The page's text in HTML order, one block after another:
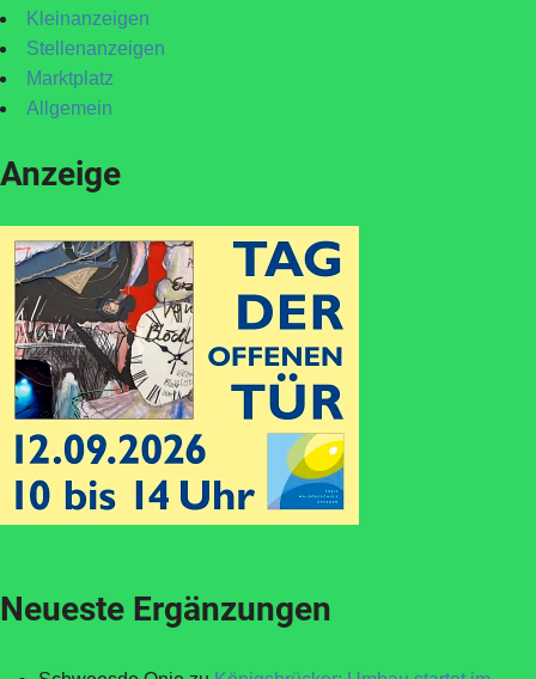
Kleinanzeigen
Stellenanzeigen
Marktplatz
Allgemein
Anzeige
Neueste Ergänzungen